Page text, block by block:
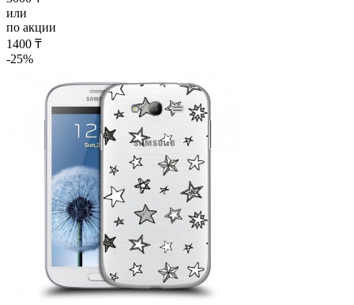
или
по акции
1400 ₸
-25%